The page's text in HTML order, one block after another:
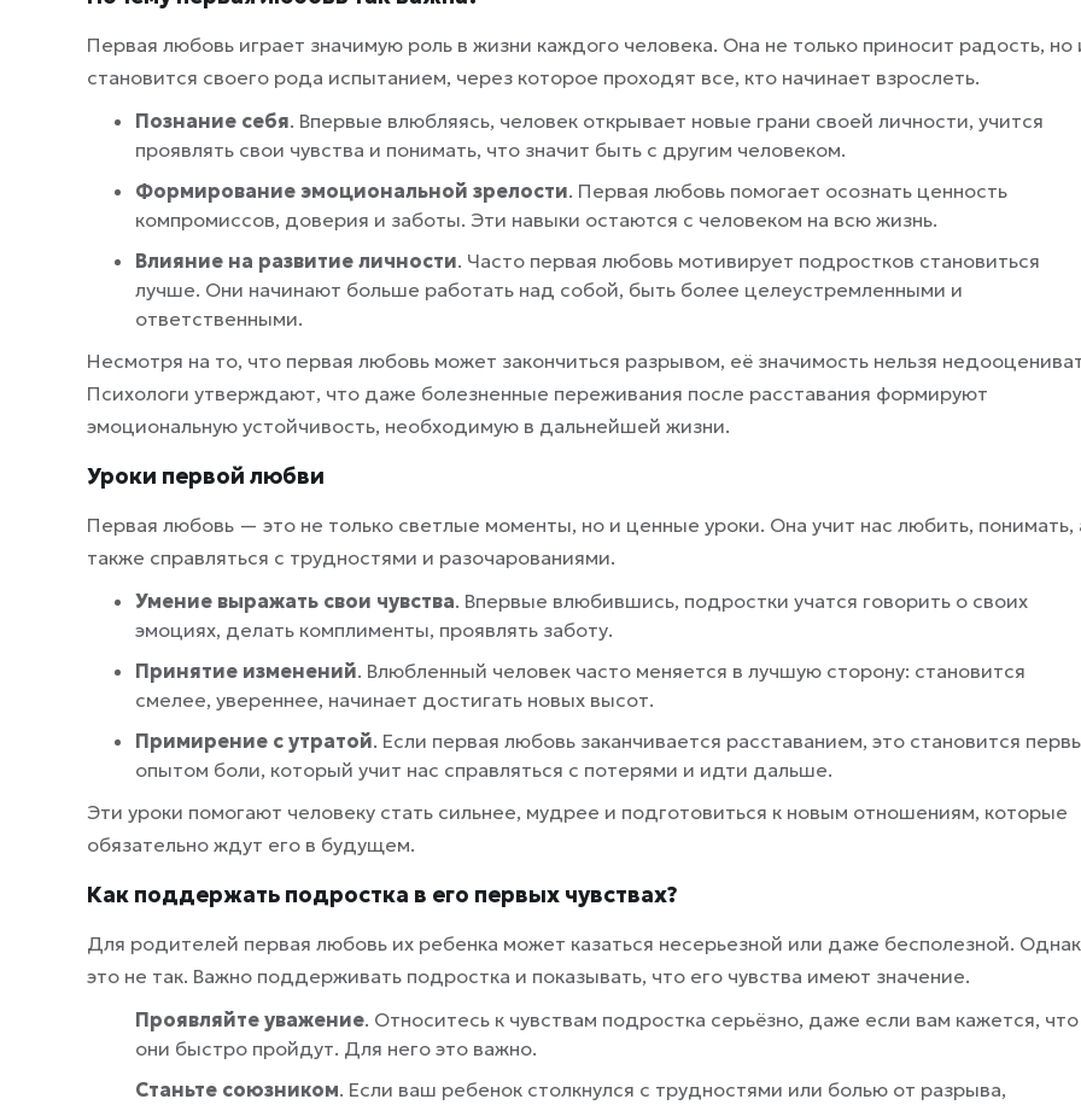
Первая любовь играет значимую роль в жизни каждого человека. Она не только приносит радость, но
становится своего рода испытанием, через которое проходят все, кто начинает взрослеть.
Познание себя. Впервые влюбляясь, человек открывает новые грани своей личности, учится
проявлять свои чувства и понимать, что значит быть с другим человеком.
Формирование эмоциональной зрелости. Первая любовь помогает осознать ценность
компромиссов, доверия и заботы. Эти навыки остаются с человеком на всю жизнь.
Влияние на развитие личности. Часто первая любовь мотивирует подростков становиться
лучше. Они начинают больше работать над собой, быть более целеустремленными и
ответственными.
Несмотря на то, что первая любовь может закончиться разрывом, её значимость нельзя
Психологи утверждают, что даже болезненные переживания после расставания формируют
эмоциональную устойчивость, необходимую в дальнейшей жизни.
Уроки первой любви
Первая любовь — это не только светлые моменты, но и ценные уроки. Она учит нас любить, понимать,
также справляться с трудностями и разочарованиями.
Умение выражать свои чувства. Впервые влюбившись, подростки учатся говорить о своих
эмоциях, делать комплименты, проявлять заботу.
Принятие изменений. Влюбленный человек часто меняется в лучшую сторону: становится
смелее, увереннее, начинает достигать новых высот.
Примирение с утратой. Если первая любовь заканчивается расставанием, это становится
опытом боли, который учит нас справляться с потерями и идти дальше.
Эти уроки помогают человеку стать сильнее, мудрее и подготовиться к новым отношениям, которые
обязательно ждут его в будущем.
Как поддержать подростка в его первых чувствах?
Для родителей первая любовь их ребенка может казаться несерьезной или даже бесполезной.
это не так. Важно поддерживать подростка и показывать, что его чувства имеют значение.
Проявляйте уважение. Относитесь к чувствам подростка серьёзно, даже если вам кажется, что
они быстро пройдут. Для него это важно.
Станьте союзником. Если ваш ребенок столкнулся с трудностями или болью от разрыва,